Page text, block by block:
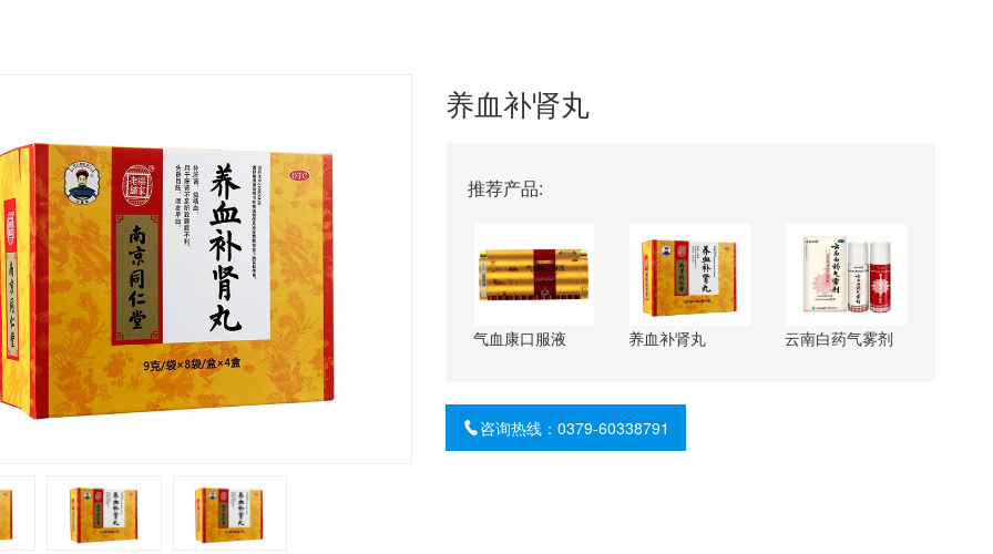
养血补肾丸
推荐产品:
气血康口服液 养血补肾丸 云南白药气雾剂
咨询热线：0379-60338791